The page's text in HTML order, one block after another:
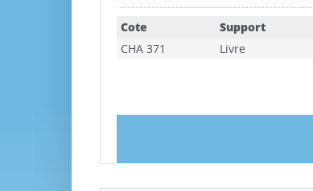
Cote Support
CHA 371
Livre